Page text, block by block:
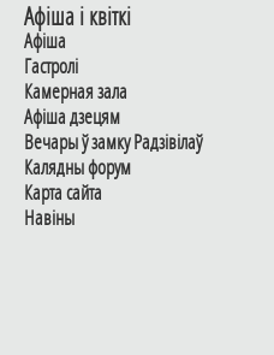
Афiша i квiткi
Афiша
Гастролi
Камерная зала
Афiша дзецям
Вечары ў замку Радзiвiлаў
Калядны форум
Карта сайта
Навiны